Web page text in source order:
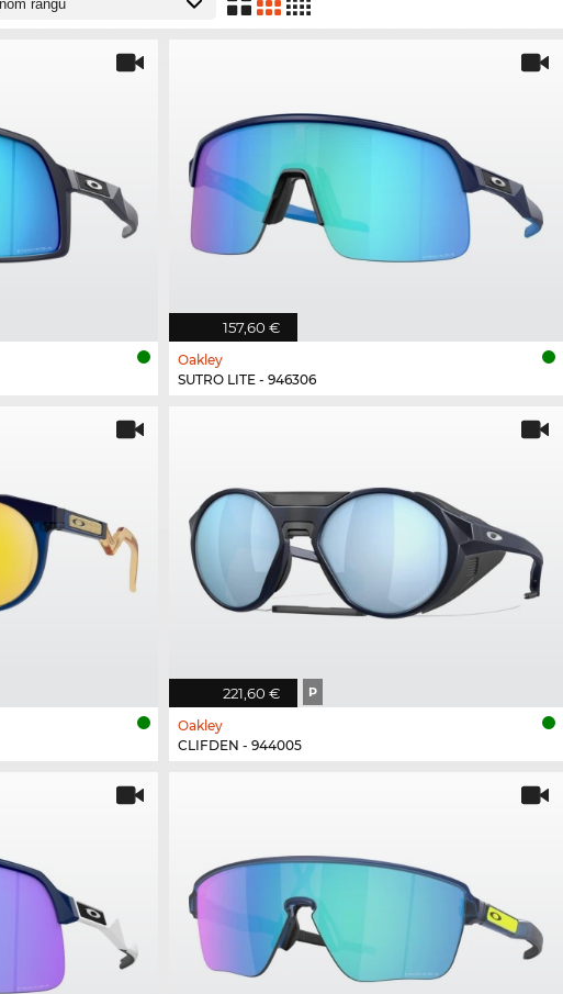
157,60 €
Oakley
SUTRO LITE - 946306
221,60 € P
Oakley
CLIFDEN - 944005